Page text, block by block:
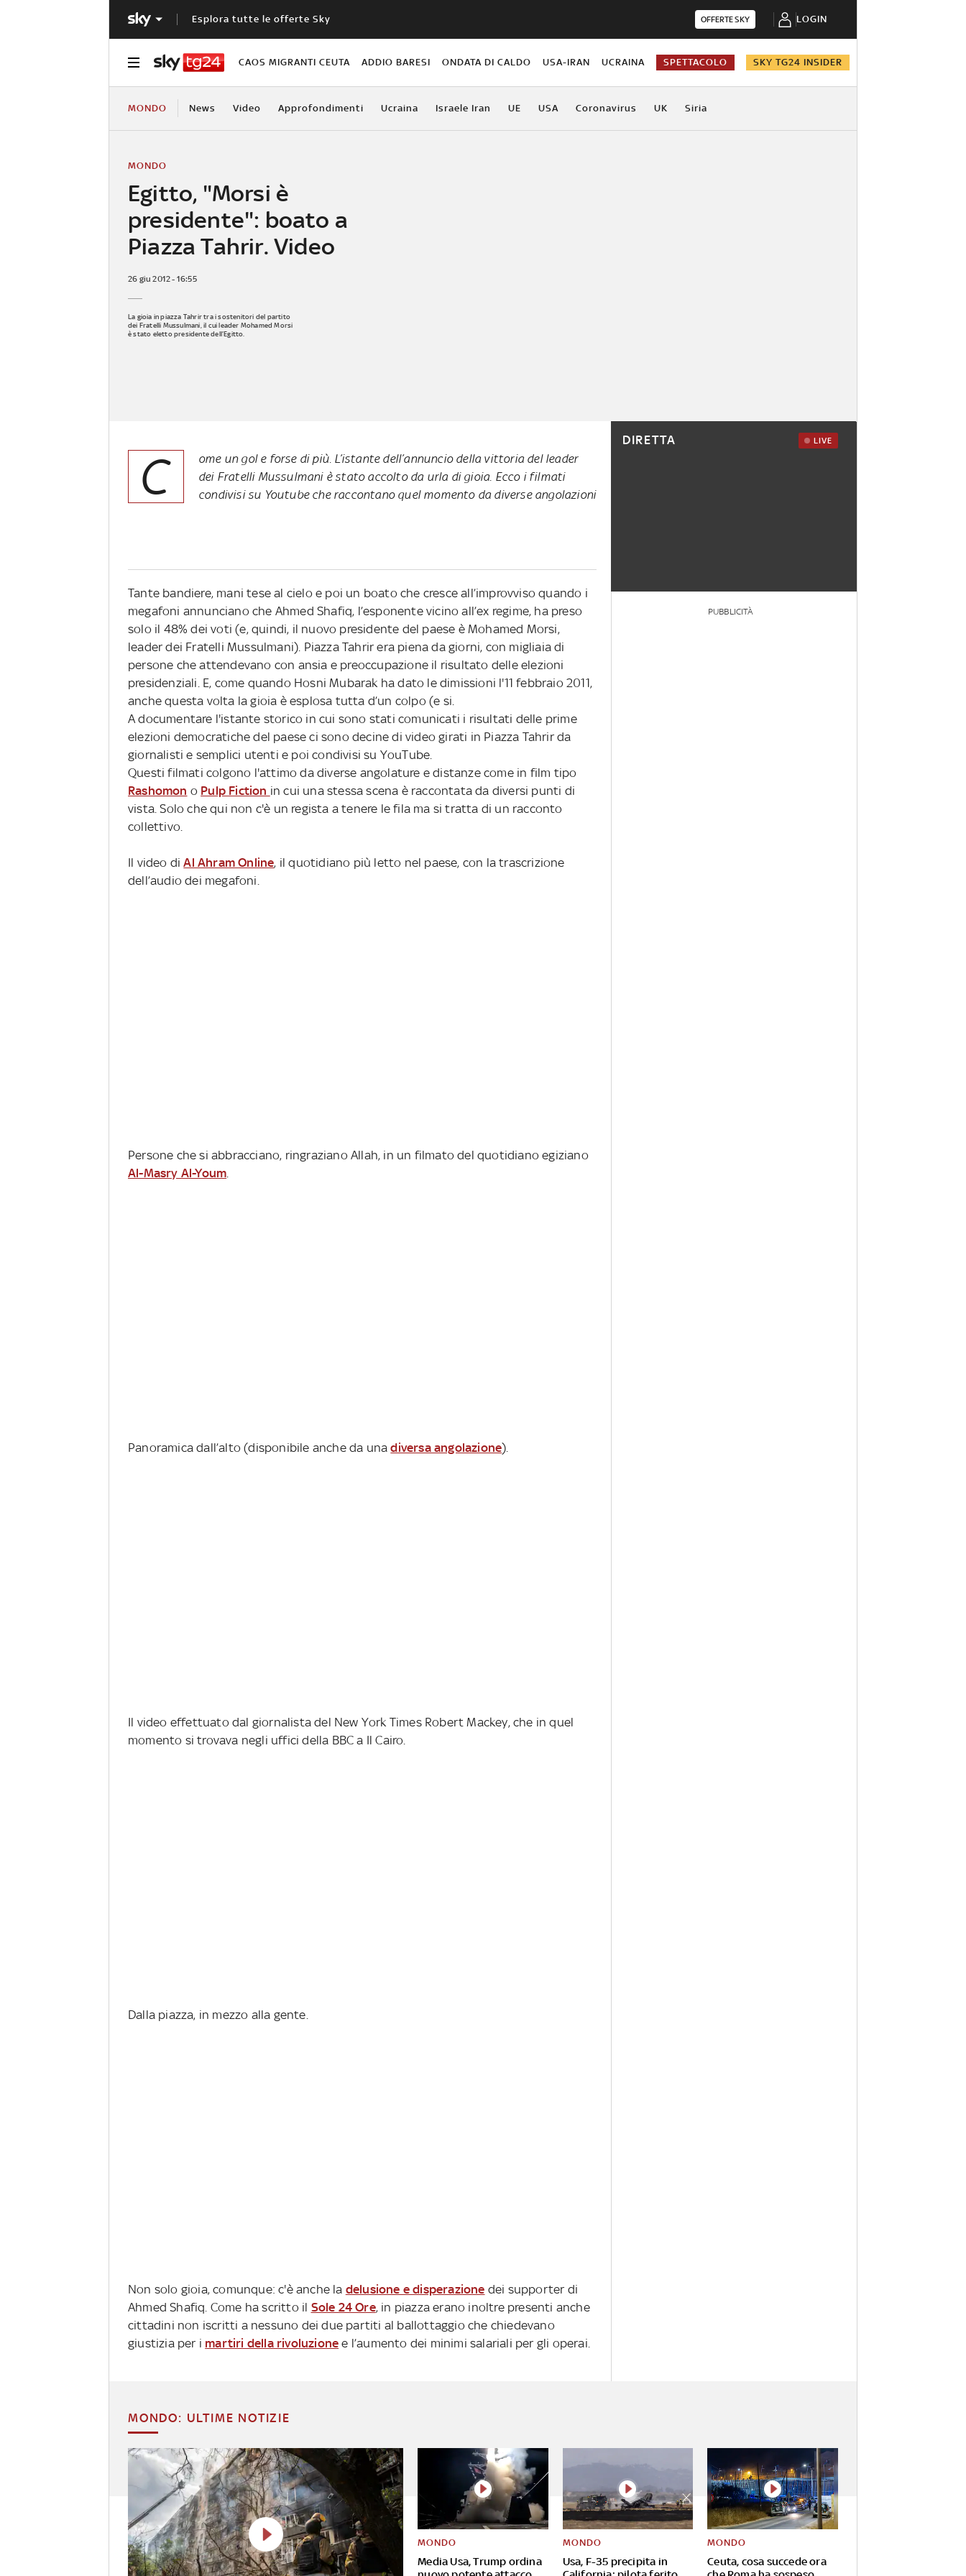
Esplora tutte le offerte Sky OFFERTE SKY LOGIN
CAOS MIGRANTI CEUTA ADDIO BARESI ONDATA DI CALDO USA-IRAN UCRAINA SPETTACOLO SKY TG24 INSIDER
MONDO News Video Approfondimenti Ucraina Israele Iran UE USA Coronavirus UK Siria
Egitto, "Morsi è
presidente": boato a
Piazza Tahrir. Video
MONDO
26 giu 2012 - 16:55
La gioia in piazza Tahrir tra i sostenitori del partito
dei Fratelli Mussulmani, il cui leader Mohamed Morsi
è stato eletto presidente dell’Egitto.
C
ome un gol e forse di più. L’istante dell’annuncio della vittoria del leader
dei Fratelli Mussulmani è stato accolto da urla di gioia. Ecco i filmati
condivisi su Youtube che raccontano quel momento da diverse angolazioni
Tante bandiere, mani tese al cielo e poi un boato che cresce all’improvviso quando i
megafoni annunciano che Ahmed Shafiq, l’esponente vicino all’ex regime, ha preso
solo il 48% dei voti (e, quindi, il nuovo presidente del paese è Mohamed Morsi,
leader dei Fratelli Mussulmani). Piazza Tahrir era piena da giorni, con migliaia di
persone che attendevano con ansia e preoccupazione il risultato delle elezioni
presidenziali. E, come quando Hosni Mubarak ha dato le dimissioni l'11 febbraio 2011,
anche questa volta la gioia è esplosa tutta d’un colpo (e si.
A documentare l'istante storico in cui sono stati comunicati i risultati delle prime
elezioni democratiche del paese ci sono decine di video girati in Piazza Tahrir da
giornalisti e semplici utenti e poi condivisi su YouTube.
Questi filmati colgono l'attimo da diverse angolature e distanze come in film tipo
Rashomon o Pulp Fiction in cui una stessa scena è raccontata da diversi punti di
vista. Solo che qui non c'è un regista a tenere le fila ma si tratta di un racconto
collettivo.
Il video diAl Ahram Online, il quotidiano più letto nel paese, con la trascrizione
dell’audio dei megafoni.
Persone che si abbracciano, ringraziano Allah, in un filmato del quotidiano egiziano
Al-Masry Al-Youm
Panoramica dall’alto (disponibile anche da unadiversa angolazione).
Il video effettuato dal giornalista del New York Times Robert Mackey, che in quel
momento si trovava negli uffici della BBC a Il Cairo.
Dalla piazza, in mezzo alla gente.
Non solo gioia, comunque: c'è anche la delusione e disperazione dei supporter di
Ahmed Shafiq. Come ha scritto il Sole 24 Ore, in piazza erano inoltre presenti anche
cittadini non iscritti a nessuno dei due partiti al ballottaggio che chiedevano
giustizia per i martiri della rivoluzione e l’aumento dei minimi salariali per gli operai.
DIRETTA LIVE
PUBBLICITÀ
MONDO: ULTIME NOTIZIE
Media Usa, Trump ordina
MONDO
Usa, F-35 precipita in
MONDO
Ceuta, cosa succede ora
MONDO